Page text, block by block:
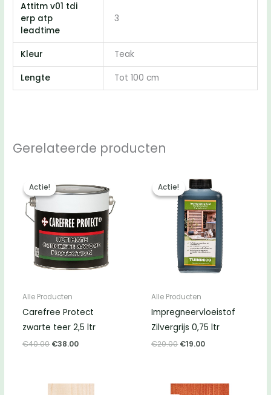
Attitm v01 tdi
erp atp
leadtime
3
Kleur Teak
Lengte Tot 100 cm
Gerelateerde producten
Actie!
Actie!
Alle Producten
Carefree Protect
zwarte teer 2,5 ltr
€40.00 Oorspronkelijke
€38.00Huidige
Actie!
Actie!
Alle Producten
Impregneervloeistof
Zilvergrijs 0,75 ltr
€20.00 Oorspronkelijke
€19.00Huidige